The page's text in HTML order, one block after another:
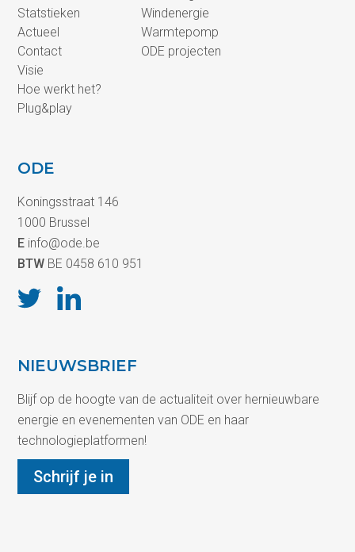
Statstieken
Actueel
Contact
Visie
Hoe werkt het?
Plug&play
Windenergie
Warmtepomp
ODE projecten
ODE
Koningsstraat 146
1000 Brussel
E info@ode.be
BTW BE 0458 610 951
NIEUWSBRIEF
Blijf op de hoogte van de actualiteit over hernieuwbare
energie en evenementen van ODE en haar
technologieplatformen!
Schrijf je in